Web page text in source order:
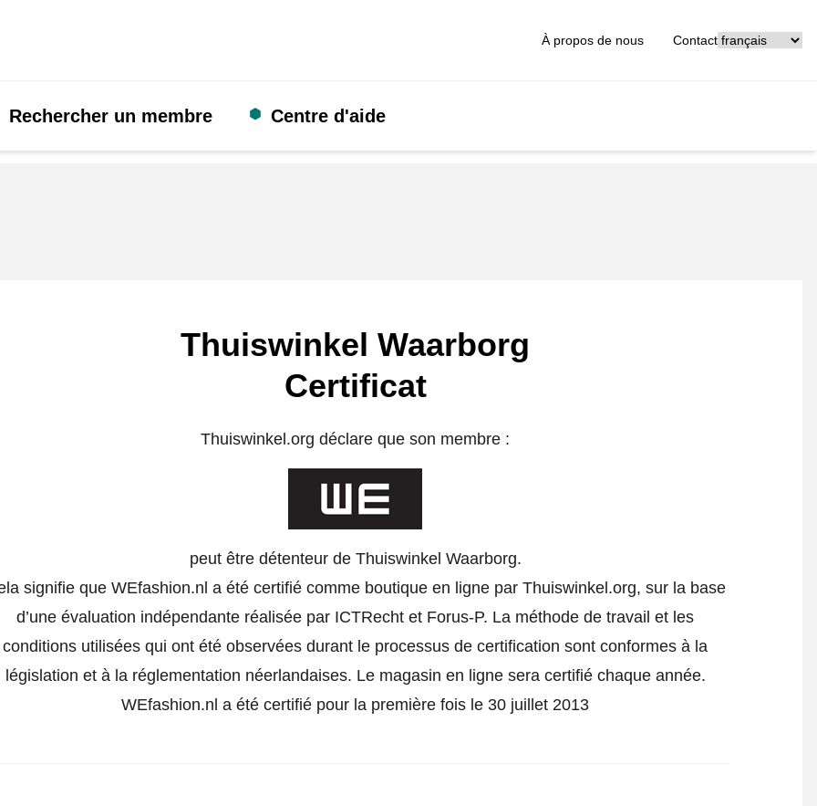
À propos de nous Contact
Rechercher un membre Centre d'aide
Thuiswinkel Waarborg
Certificat
Thuiswinkel.org déclare que son membre :
peut être détenteur de Thuiswinkel Waarborg.
signifie que WEfashion.nl a été certifié comme boutique en ligne par Thuiswinkel.org, sur la base
d’une évaluation indépendante réalisée par ICTRecht et Forus-P. La méthode de travail et les
conditions utilisées qui ont été observées durant le processus de certification sont conformes à la
législation et à la réglementation néerlandaises. Le magasin en ligne sera certifié chaque année.
WEfashion.nl a été certifié pour la première fois le 30 juillet 2013